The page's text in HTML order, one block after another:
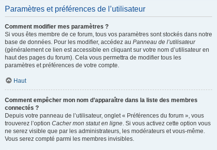
Paramètres et préférences de l’utilisateur
Comment modifier mes paramètres ?
Si vous êtes membre de ce forum, tous vos paramètres sont stockés dans notre
base de données. Pour les modifier, accédez au Panneau de l’utilisateur
(généralement ce lien est accessible en cliquant sur votre nom d’utilisateur en
haut des pages du forum). Cela vous permettra de modifier tous les
paramètres et préférences de votre compte.
Haut
Comment empêcher mon nom d’apparaître dans la liste des membres
connectés ?
Depuis votre panneau de l’utilisateur, onglet « Préférences du forum », vous
trouverez l’option Cacher mon statut en ligne. Si vous activez cette option vous
ne serez visible que par les administrateurs, les modérateurs et vous-même.
Vous serez compté parmi les membres invisibles.